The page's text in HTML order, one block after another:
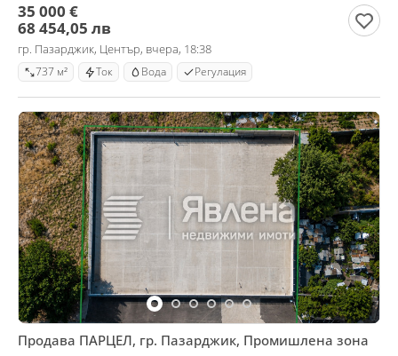
35 000 €
68 454,05 лв
гр. Пазарджик, Център, вчера, 18:38
737 м² Ток Вода Регулация
Продава ПАРЦЕЛ, гр. Пазарджик, Промишлена зона